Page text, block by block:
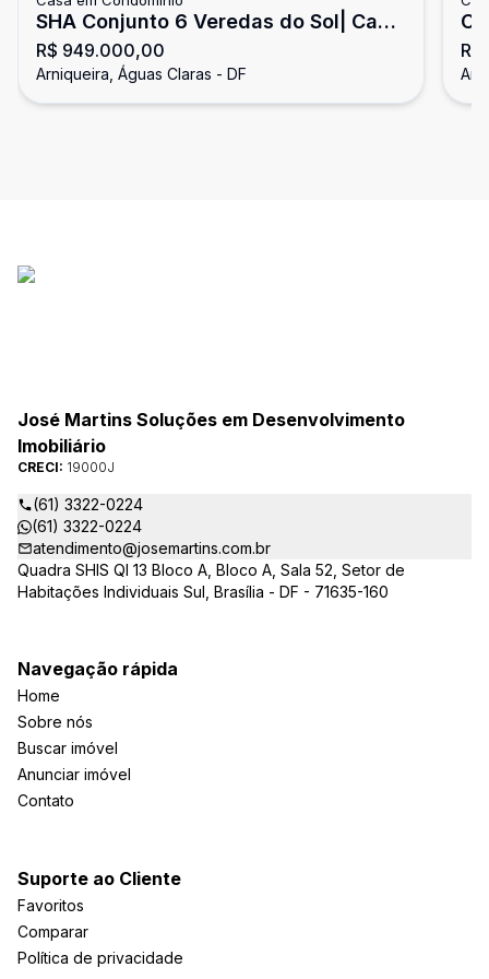
SHA Conjunto 6 Veredas do Sol| Casa
de Esquina 5 Quartos sendo 3 Suítes
com 7 Vagas de Garagem Coberta -
R$ 949.000,00
Arniqueira, Águas Claras - DF
José Martins Soluções em Desenvolvimento
Imobiliário
CRECI: 19000J
(61) 3322-0224
(61) 3322-0224
atendimento@josemartins.com.br
Quadra SHIS QI 13 Bloco A, Bloco A, Sala 52, Setor de
Habitações Individuais Sul, Brasília - DF - 71635-160
Navegação rápida
Home
Sobre nós
Buscar imóvel
Anunciar imóvel
Contato
Suporte ao Cliente
Favoritos
Comparar
Política de privacidade